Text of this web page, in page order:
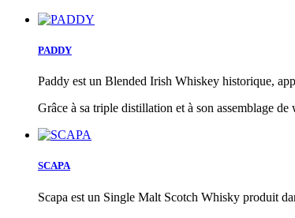
PADDY
Paddy est un Blended Irish Whiskey historique,
Grâce à sa triple distillation et à son assemblage
SCAPA
Scapa est un Single Malt Scotch Whisky produit